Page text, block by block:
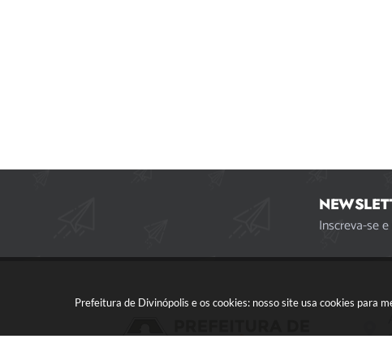
Prefeitura de Divinópolis e os cookies: nosso site usa cookies para
Inscreva-se